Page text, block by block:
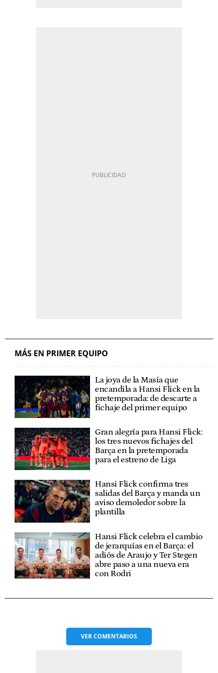
MÁS EN PRIMER EQUIPO
La joya de la Masía que
encandila a Hansi Flick en la
pretemporada: de descarte a
fichaje del primer equipo
Gran alegría para Hansi Flick:
los tres nuevos fichajes del
Barça en la pretemporada
para el estreno de Liga
Hansi Flick confirma tres
salidas del Barça y manda un
aviso demoledor sobre la
plantilla
Hansi Flick celebra el cambio
de jerarquías en el Barça: el
adiós de Araujo y Ter Stegen
abre paso a una nueva era
con Rodri
VERCOMENTARIOS